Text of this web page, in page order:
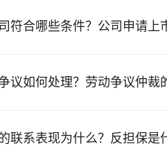
符合哪些条件？公司申请上
议如何处理？劳动争议仲裁
联系表现为什么？反担保是